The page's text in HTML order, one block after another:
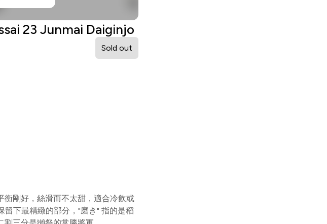
23 Junmai Daiginjo
Sold out
剛好，絲滑而不太甜，適合冷飲或
留下最精緻的部分，"磨き" 指的是稻